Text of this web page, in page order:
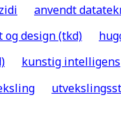
anvendt
design (tkd)
kunstig intelligens